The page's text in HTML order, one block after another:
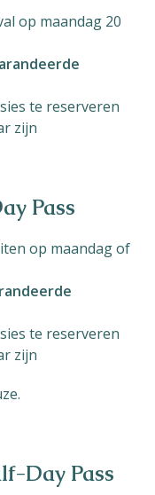
op maandag 20
te reserveren
zijn
Pass
op maandag of
te reserveren
zijn
Day Pass